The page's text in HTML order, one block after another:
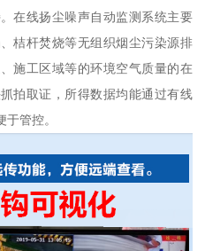
在线扬尘噪声自动监测系统主要
桔杆焚烧等无组织烟尘污染源排
施工区域等的环境空气质量的在
拍取证，所得数据均能通过有线
管控。